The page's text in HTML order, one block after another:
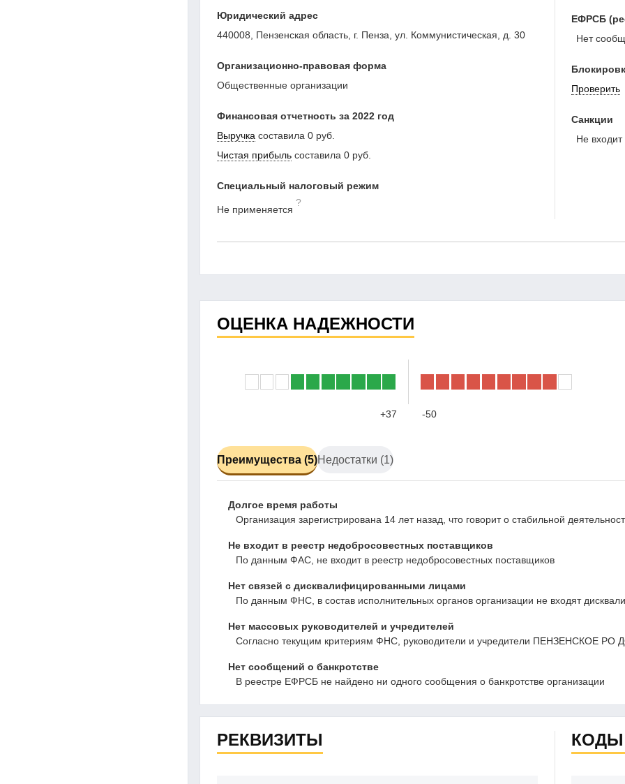
Юридический адрес
440008, Пензенская область, г. Пенза, ул. Коммунистическая, д. 30
Организационно-правовая форма
Общественные организации
Финансовая отчетность за 2022 год
Выручка составила 0 руб.
Чистая прибыль составила 0 руб.
Специальный налоговый режим
Не применяется
?
ЕФРСБ
Нет
Проверить
Санкции
Не входит
ОЦЕНКА НАДЕЖНОСТИ
+37 -50
Преимущества (5)Недостатки (1)
Долгое время работы
Организация зарегистрирована 14 лет назад, что говорит о стабильной
Не входит в реестр недобросовестных поставщиков
По данным ФАС, не входит в реестр недобросовестных поставщиков
Нет связей с дисквалифицированными лицами
По данным ФНС, в состав исполнительных органов организации не входят
Нет массовых руководителей и учредителей
Согласно текущим критериям ФНС, руководители и учредители ПЕНЗЕНСКОЕ
Нет сообщений о банкротстве
В реестре ЕФРСБ не найдено ни одного сообщения о банкротстве организации
РЕКВИЗИТЫ КОДЫ